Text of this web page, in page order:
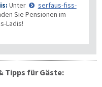
Unter
serfaus-fiss-
Sie Pensionen im
Ladis!
Tipps für Gäste: